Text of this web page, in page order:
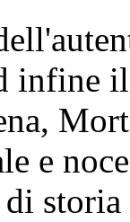
infine
e
storia